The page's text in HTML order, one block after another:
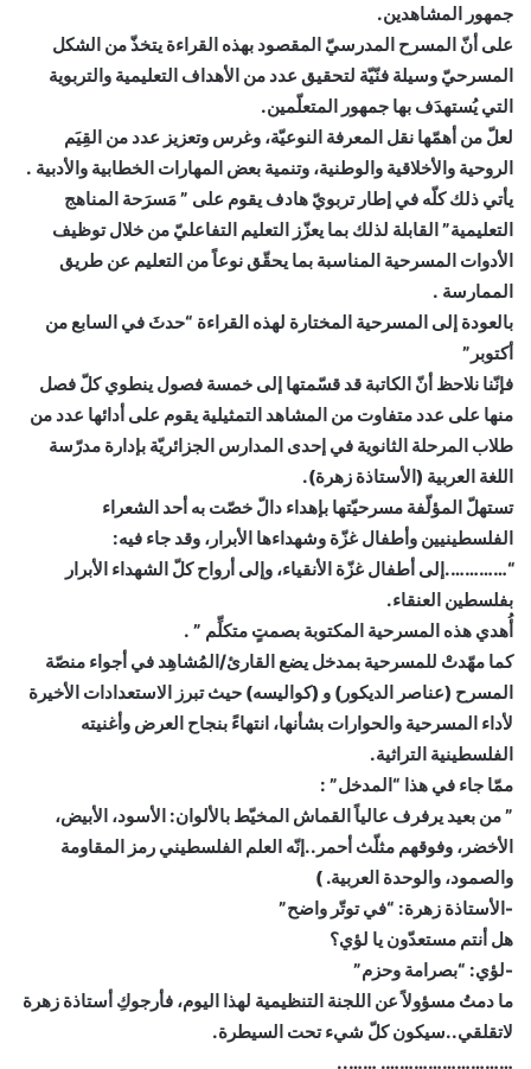
جمهور المشاهدين.
على أنّ المسرح المدرسيّ المقصود بهذه القراءة يتخذّ من الشكل
المسرحيّ وسيلة فنّيّة لتحقيق عدد من الأهداف التعليمية والتربوية
التي يُستهدَف بها جمهور المتعلّمين.
لعلّ من أهمّها نقل المعرفة النوعيّة، وغرس وتعزيز عدد من القِيَم
الروحية والأخلاقية والوطنية، وتنمية بعض المهارات الخطابية والأدبية .
يأتي ذلك كلّه في إطار تربويّ هادف يقوم على ” مَسرَحة المناهج
التعليمية” القابلة لذلك بما يعزّز التعليم التفاعليّ من خلال توظيف
الأدوات المسرحية المناسبة بما يحقّق نوعاً من التعليم عن طريق
الممارسة .
بالعودة إلى المسرحية المختارة لهذه القراءة “حدثَ في السابع من
أكتوبر”
فإنّنا نلاحظ أنّ الكاتبة قد قسّمتها إلى خمسة فصول ينطوي كلّ فصل
منها على عدد متفاوت من المشاهد التمثيلية يقوم على أدائها عدد من
طلاب المرحلة الثانوية في إحدى المدارس الجزائريّة بإدارة مدرّسة
اللغة العربية (الأستاذة زهرة).
تستهلّ المؤلّفة مسرحيّتها بإهداء دالّ خصّت به أحد الشعراء
الفلسطينيين وأطفال غزّة وشهداءها الأبرار، وقد جاء فيه:
“………….إلى أطفال غزّة الأنقياء، وإلى أرواح كلّ الشهداء الأبرار
بفلسطين العنقاء.
أُهدي هذه المسرحية المكتوبة بصمتٍ متكلِّم ” .
كما مهّدتْ للمسرحية بمدخل يضع القارئ/المُشاهِد في أجواء منصّة
المسرح (عناصر الديكور) و (كواليسه) حيث تبرز الاستعدادات الأخيرة
لأداء المسرحية والحوارات بشأنها، انتهاءً بنجاح العرض وأغنيته
الفلسطينية التراثية.
ممّا جاء في هذا “المدخل” :
” من بعيد يرفرف عالياً القماش المخيّط بالألوان: الأسود، الأبيض،
الأخضر، وفوقهم مثلّث أحمر..إنّه العلم الفلسطيني رمز المقاومة
والصمود، والوحدة العربية. )
-الأستاذة زهرة: “في توتّر واضح”
هل أنتم مستعدّون يا لؤي؟
-لؤي: “بصرامة وحزم”
ما دمتُ مسؤولاً عن اللجنة التنظيمية لهذا اليوم، فأرجوكِ أستاذة زهرة
لاتقلقي..سيكون كلّ شيء تحت السيطرة.
………………………. ……..